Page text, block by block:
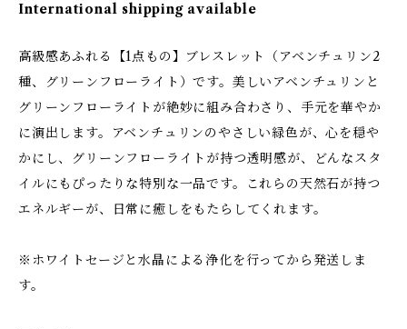
International shipping available
高級感あふれる【1点もの】ブレスレット（アベンチュリン2
種、グリーンフローライト）です。美しいアベンチュリンと
グリーンフローライトが絶妙に組み合わさり、手元を華やか
に演出します。アベンチュリンのやさしい緑色が、心を穏や
かにし、グリーンフローライトが持つ透明感が、どんなスタ
イルにもぴったりな特別な一品です。これらの天然石が持つ
エネルギーが、日常に癒しをもたらしてくれます。
※ホワイトセージと水晶による浄化を行ってから発送しま
す。